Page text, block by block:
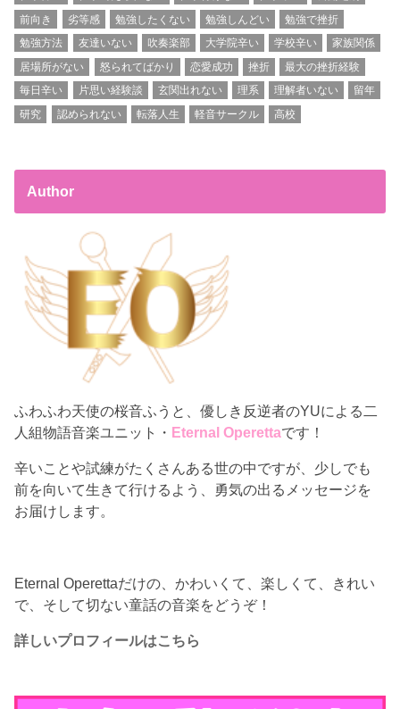
前向き
劣等感 勉強したくない 勉強しんどい
勉強で挫折
勉強方法
友達いない 吹奏楽部 大学院辛い 学校辛い
家族関係
居場所がない
怒られてばかり 恋愛成功 挫折
最大の挫折経験
毎日辛い
片思い経験談 玄関出れない 理系 理解者いない
留年
研究
認められない 転落人生 軽音サークル 高校
Author
ふわふわ天使の桜音ふうと、優しき反逆者のYUによる二
人組物語音楽ユニット・ Eternal Operettaです！
辛いことや試練がたくさんある世の中ですが、少しでも
前を向いて生きて行けるよう、勇気の出るメッセージを
お届けします。
Eternal Operettaだけの、かわいくて、楽しくて、きれい
で、そして切ない童話の音楽をどうぞ！
詳しいプロフィールはこちら